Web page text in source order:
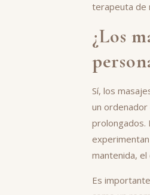
terapeuta de
¿Los
Sí, los
un
prolongados.
mantenida,
Es